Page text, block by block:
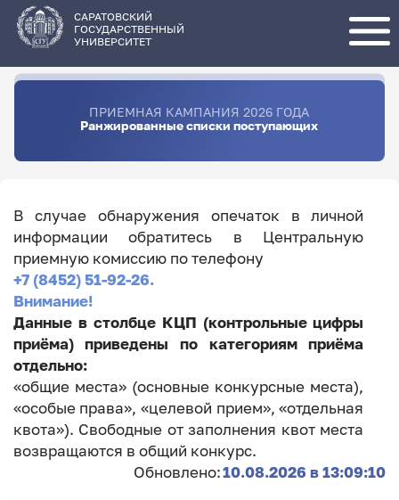
основному
содержанию
САРАТОВСКИЙ
ГОСУДАРСТВЕННЫЙ
УНИВЕРСИТЕТ
ПРИЕМНАЯ КАМПАНИЯ 2026 ГОДА
Ранжированные списки поступающих
В случае обнаружения опечаток в личной
информации обратитесь в Центральную
приемную комиссию по телефону
+7 (8452) 51-92-26.
Внимание!
Данные в столбце КЦП (контрольные цифры
приёма) приведены по категориям приёма
отдельно:
«общие места» (основные конкурсные места),
«особые права», «целевой прием», «отдельная
квота»). Свободные от заполнения квот места
возвращаются в общий конкурс.
Обновлено:10.08.2026 в 13:09:10